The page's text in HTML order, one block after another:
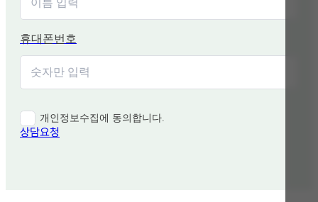
휴대폰번호
개인정보수집에 동의합니다.
상담요청